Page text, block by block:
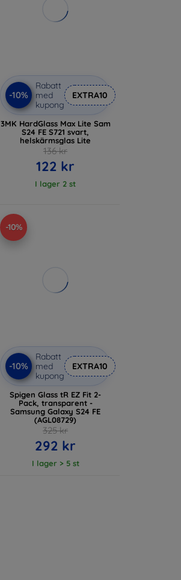
-10%
Rabatt
med
kupong
EXTRA10
3MK HardGlass Max Lite Sam
S24 FE S721 svart,
helskärmsglas Lite
136 kr
122 kr
I lager 2 st
-10%
-10%
Rabatt
med
kupong
EXTRA10
Spigen Glass tR EZ Fit 2-
Pack, transparent -
Samsung Galaxy S24 FE
(AGL08729)
325 kr
292 kr
I lager > 5 st